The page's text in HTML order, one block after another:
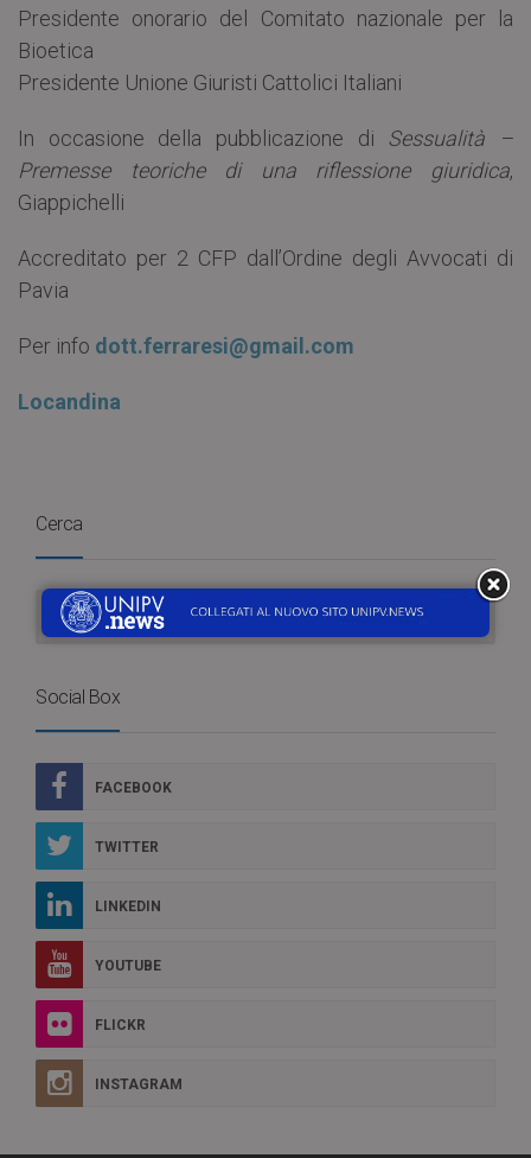
Presidente onorario del Comitato nazionale per la
Bioetica
Presidente Unione Giuristi Cattolici Italiani
In occasione della pubblicazione di Sessualità –
Premesse teoriche di una riflessione giuridica,
Giappichelli
Accreditato per 2 CFP dall’Ordine degli Avvocati di
Pavia
Per info dott.ferraresi@gmail.com
Locandina
Cerca
Social Box
FACEBOOK
TWITTER
LINKEDIN
YOUTUBE
FLICKR
INSTAGRAM